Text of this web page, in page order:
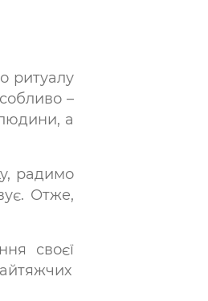
ритуалу
–
а
радимо
Отже,
своєї